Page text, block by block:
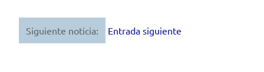
Siguiente noticia: Entrada siguiente